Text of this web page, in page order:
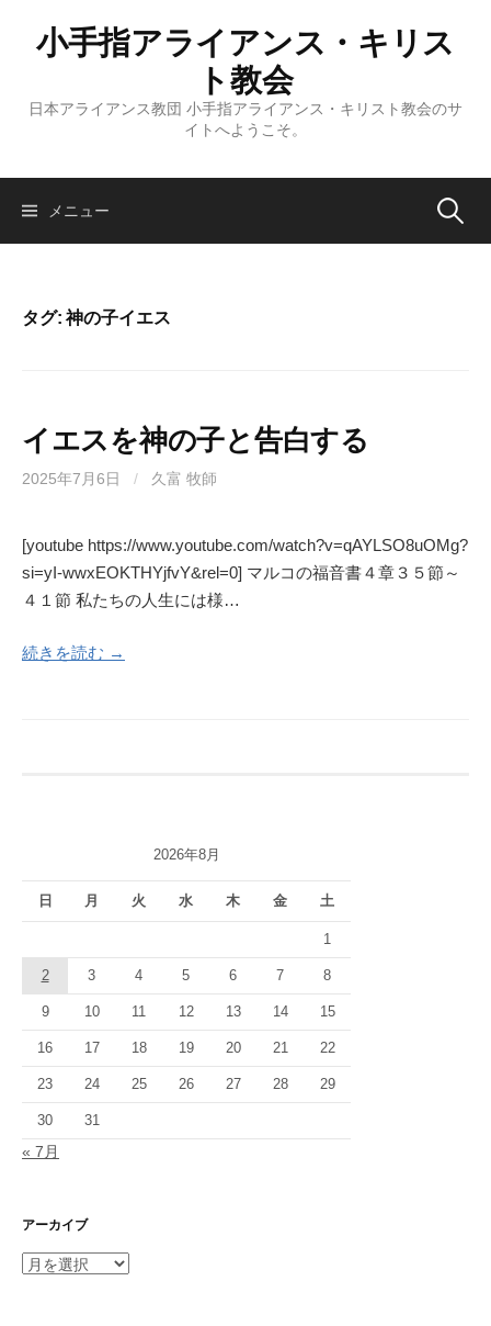
ス
小手指アライアンス・キリス
ト教会
日本アライアンス教団 小手指アライアンス・キリスト教会のサ
イトへようこそ。
メニュー 検
タグ:神の子イエス
イエスを神の子と告白する
2025年7月6日 / 久富 牧師
[youtube https://www.youtube.com/watch?v=qAYLSO8uOMg?
si=yI-wwxEOKTHYjfvY&rel=0] マルコの福音書４章３５節～
４１節 私たちの人生には様…
続きを読む →
2026年8月
日 月 火 水 木 金 土
1
2 3 4 5 6 7 8
9 10 11 12 13 14 15
16 17 18 19 20 21 22
23 24 25 26 27 28 29
30 31
« 7月
アーカイブ
ア